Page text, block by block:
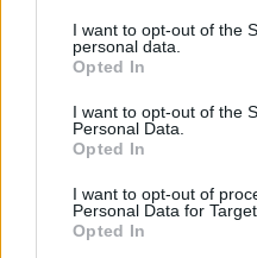
I want to opt-out of the
personal data.
Opted In
I want to opt-out of the
Personal Data.
Opted In
I want to opt-out of
Personal Data for
Opted In
voor eerdere trainers.
Het idee dat je moet
bij de filosofie van de club.
Maar ontwikkeling kent ook
De echte vraag